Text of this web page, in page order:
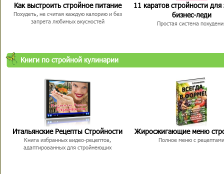
Как выстроить стройное питание
Похудеть, не считая каждую калорию и без
запрета любимых вкусностей
11 каратов стройности для
бизнес-леди
Простая система
Книги по стройной кулинарии
Итальянские Рецепты Стройности
Книга избранных видео-рецептов,
адаптированных для стройнеющих
Жиросжигающие меню
Полное меню с рецептами